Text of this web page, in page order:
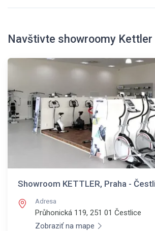
Navštivte showroomy Kettler
Showroom KETTLER, Praha -
Adresa
Průhonická 119, 251 01 Čestlice
Zobraziť na mape